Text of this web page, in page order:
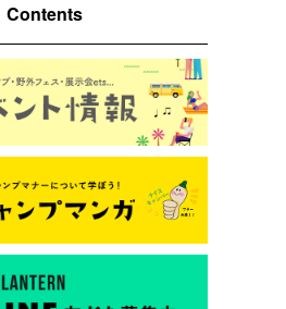
Contents